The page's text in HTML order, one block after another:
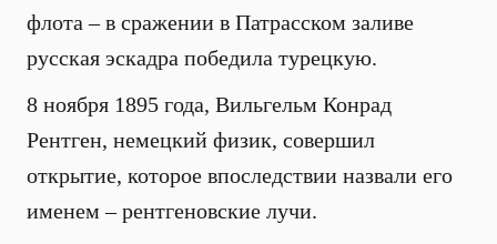
флота – в сражении в Патрасском заливе
русская эскадра победила турецкую.
8 ноября 1895 года, Вильгельм Конрад
Рентген, немецкий физик, совершил
открытие, которое впоследствии назвали его
именем – рентгеновские лучи.